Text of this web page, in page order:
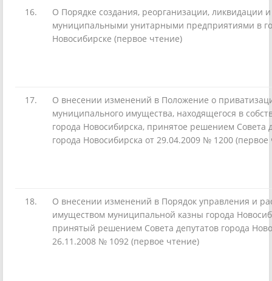
16.
О Порядке создания, реорганизации, ликвидации
муниципальными унитарными предприятиями в
Новосибирске (первое чтение)
17.
О внесении изменений в Положение о
муниципального имущества, находящегося в
города Новосибирска, принятое решением Совета
города Новосибирска от 29.04.2009 № 1200 (первое
18.
О внесении изменений в Порядок управления и
имуществом муниципальной казны города
принятый решением Совета депутатов города
26.11.2008 № 1092 (первое чтение)